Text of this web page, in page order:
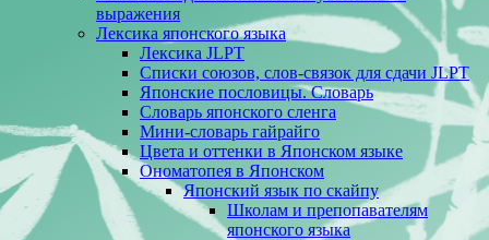
выражения
Лексика японского языка
Лексика JLPT
Списки союзов, слов-связок для сдачи JLPT
Японские пословицы. Словарь
Словарь японского сленга
Мини-словарь гайрайго
Цвета и оттенки в Японском языке
Ономатопея в Японском
Японский язык по скайпу
Школам и препопавателям
японского языка